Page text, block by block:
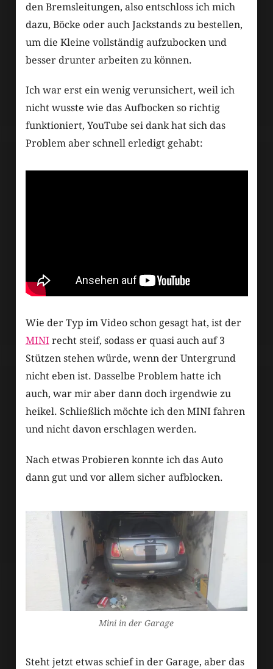
den Bremsleitungen, also entschloss ich mich
dazu, Böcke oder auch Jackstands zu bestellen,
um die Kleine vollständig aufzubocken und
besser drunter arbeiten zu können.
Ich war erst ein wenig verunsichert, weil ich
nicht wusste wie das Aufbocken so richtig
funktioniert, YouTube sei dank hat sich das
Problem aber schnell erledigt gehabt:
Wie der Typ im Video schon gesagt hat, ist der
MINIrecht steif, sodass er quasi auch auf 3
Stützen stehen würde, wenn der Untergrund
nicht eben ist. Dasselbe Problem hatte ich
auch, war mir aber dann doch irgendwie zu
heikel. Schließlich möchte ich den MINI fahren
und nicht davon erschlagen werden.
Nach etwas Probieren konnte ich das Auto
dann gut und vor allem sicher aufblocken.
Mini in der Garage
Steht jetzt etwas schief in der Garage, aber das